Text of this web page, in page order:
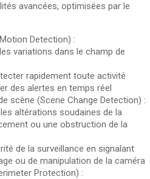
avancées, optimisées par le
Detection) :
variations dans le champ de
rapidement toute activité
des alertes en temps réel
scène (Scene Change Detection) :
altérations soudaines de la
ou une obstruction de la
de la surveillance en signalant
ou de manipulation de la caméra
Protection) :